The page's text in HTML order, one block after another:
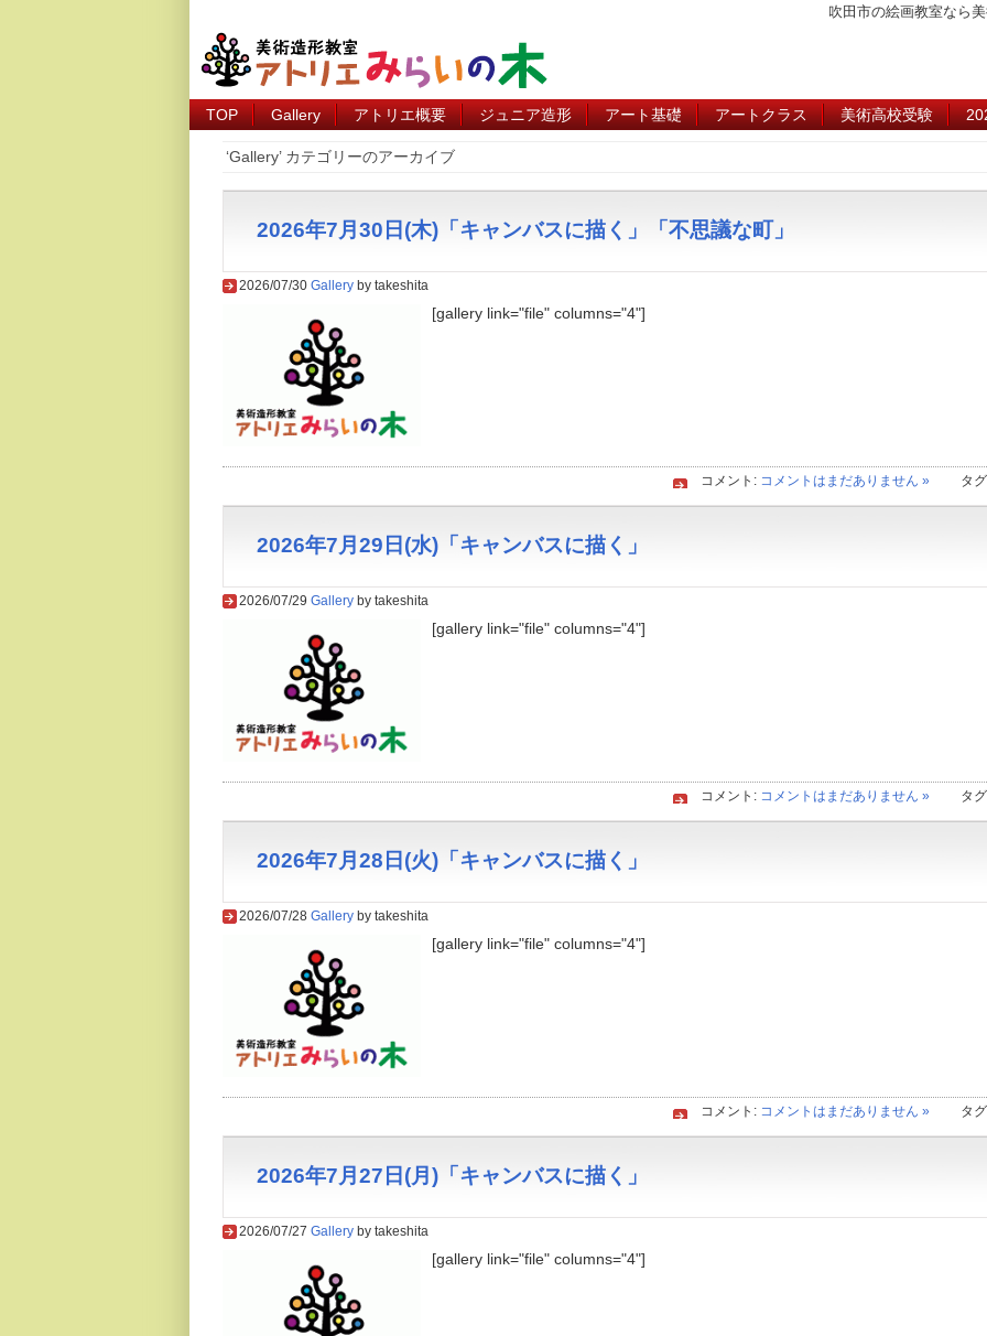
吹田市の絵画教室なら
TOP Gallery アトリエ概要 ジュニア造形 アート基礎 アートクラス 美術高校受験
‘Gallery’ カテゴリーのアーカイブ
2026年7月30日(木)「キャンバスに描く」「不思議な町」
2026/07/30 Gallery by takeshita
[gallery link="file" columns="4"]
コメント: コメントはまだありません » タ
2026年7月29日(水)「キャンバスに描く」
2026/07/29 Gallery by takeshita
[gallery link="file" columns="4"]
コメント: コメントはまだありません » タ
2026年7月28日(火)「キャンバスに描く」
2026/07/28 Gallery by takeshita
[gallery link="file" columns="4"]
コメント: コメントはまだありません » タ
2026年7月27日(月)「キャンバスに描く」
2026/07/27 Gallery by takeshita
[gallery link="file" columns="4"]